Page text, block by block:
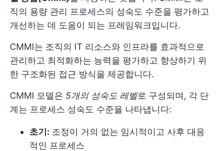
직의 용량 관리 프로세스의 성숙도 수준을 평가하고
개선하는 데 도움이 되는 프레임워크입니다.
CMMI는 조직의 IT 리소스와 인프라를 효과적으로
관리하고 최적화하는 능력을 평가하고 향상하기 위
한 구조화된 접근 방식을 제공합니다.
CMMI 모델은 5개의 성숙도 레벨로 구성되며, 각 단
계는 프로세스 성숙도 수준을 나타냅니다:
초기: 조정이 거의 없는 임시적이고 사후 대응
적인 프로세스